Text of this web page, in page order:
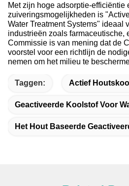
Met zijn hoge adsorptie-efficiëntie
zuiveringsmogelijkheden is
Water Treatment Systems" ideaal
industrieën zoals farmaceutische,
Commissie is van mening dat de
voorstel voor een richtlijn de
nemen om het milieu te
Taggen: Actief
Geactiveerde Koolstof Voor
Het Hout Baseerde